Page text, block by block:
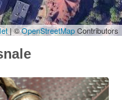
| ©OpenStreetMapContributors